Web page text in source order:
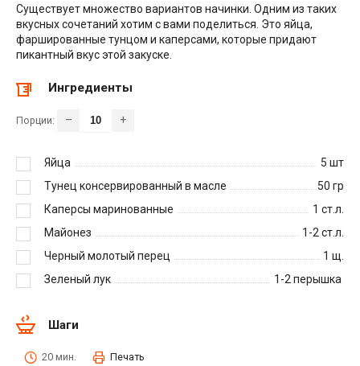
Существует множество вариантов начинки. Одним из таких
вкусных сочетаний хотим с вами поделиться. Это яйца,
фаршированные тунцом и каперсами, которые придают
пикантный вкус этой закуске.
Ингредиенты
Порции: – +
Яйца 5 шт
Тунец консервированный в масле
50 гр
Каперсы маринованные
1 ст.л.
Майонез
1-2ст.л.
Черный молотый перец
1 щ.
Зеленый лук
1-2перышка
Шаги
20 мин. Печать